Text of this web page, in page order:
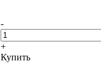
-
+
Купить